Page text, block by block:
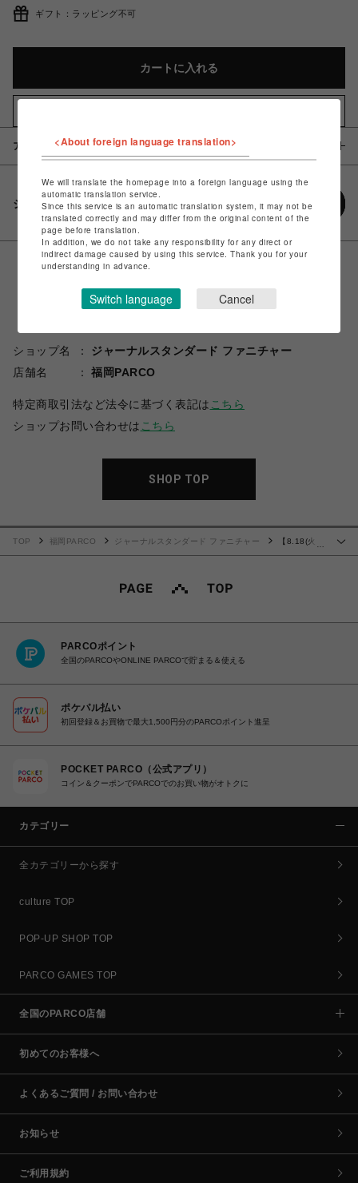
ギフト：ラッピング不可
カートに入れる
アイテム説明 / 素材
シェアする
ショップ名
ジャーナルスタンダード ファニチャー
店舗名
福岡PARCO
特定商取引法など法令に基づく表記は こちら
ショップお問い合わせは こちら
SHOP TOP
TOP 福岡PARCO ジャーナルスタンダード ファニチャー
【8.18(火)
PARCOポイント
全国のPARCOやONLINE PARCOで貯まる＆使える
ポケパル払い
初回登録＆お買物で最大1,500円分のPARCOポイント進呈
POCKET PARCO（公式アプリ）
コイン＆クーポンでPARCOでのお買い物がオトクに
カテゴリー
全カテゴリーから探す
culture TOP
POP-UP SHOP TOP
PARCO GAMES TOP
全国のPARCO店舗
初めてのお客様へ
よくあるご質問 / お問い合わせ
お知らせ
ご利用規約
<About foreign language translation>
We will translate the homepage into a foreign language using the
automatic translation service.
Since this service is an automatic translation system, it may not be
translated correctly and may differ from the original content of the
page before translation.
In addition, we do not take any responsibility for any direct or
indirect damage caused by using this service. Thank you for your
understanding in advance.
Switch language Cancel